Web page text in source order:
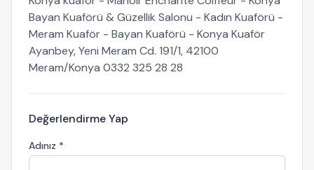
Bayan Kuaförü & Güzellik Salonu - Kadın Kuaförü -
Meram Kuaför - Bayan Kuaförü - Konya Kuaför
Ayanbey, Yeni Meram Cd. 191/1, 42100
Meram/Konya 0332 325 28 28
Değerlendirme Yap
Adınız *